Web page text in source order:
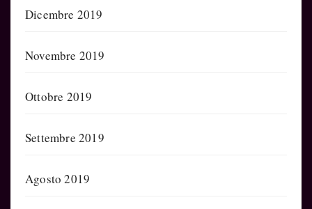
Dicembre 2019
Novembre 2019
Ottobre 2019
Settembre 2019
Agosto 2019